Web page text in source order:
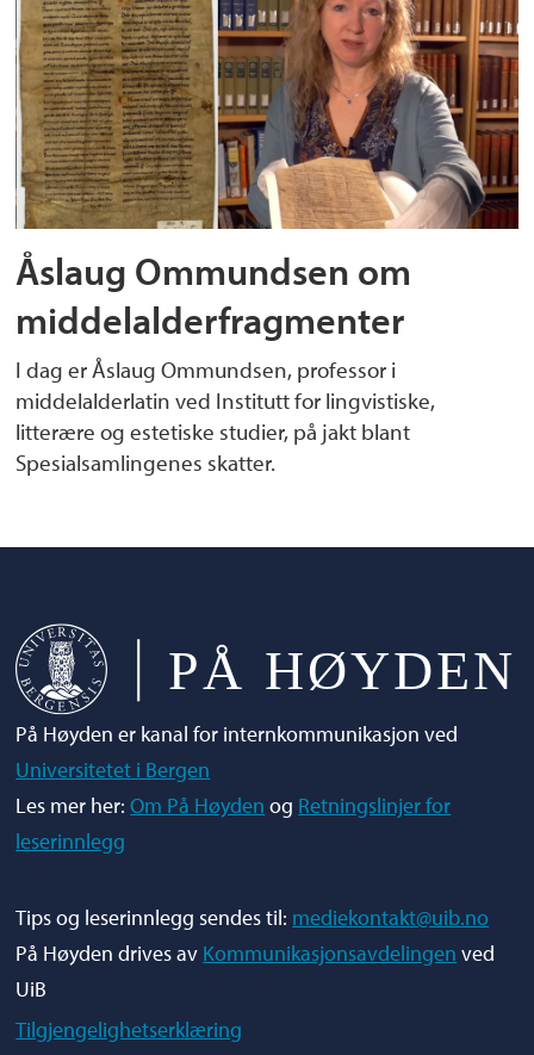
Åslaug Ommundsen om
middelalderfragmenter
I dag er Åslaug Ommundsen, professor i
middelalderlatin ved Institutt for lingvistiske,
litterære og estetiske studier, på jakt blant
Spesialsamlingenes skatter.
På Høyden er kanal for internkommunikasjon ved
Universitetet i Bergen
Les mer her:Om På Høyden og Retningslinjer for
leserinnlegg
Tips og leserinnlegg sendes til: mediekontakt@uib.no
På Høyden drives av Kommunikasjonsavdelingen ved
UiB
Tilgjengelighetserklæring